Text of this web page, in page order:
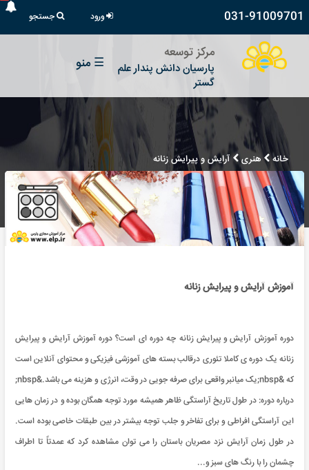
031-91009701 ورود جستجو
مرکز توسعه
پارسیان دانش پندار علم
گستر
☰ منو
خانه هنری آرایش و پیرایش زنانه
آموزش آرایش و پیرایش زنانه
دوره آموزش آرایش و پیرایش زنانه چه دوره ای است؟ دوره آموزش آرایش و پیرایش
زنانه یک دوره ی کاملا تئوری درقالب بسته های آموزشی فیزیکی و محتوای آنلاین است
که &nbsp;یک میانبر واقعی برای صرفه جویی در وقت، انرژی و هزینه می باشد.&nbsp;
درباره دوره: در طول تاریخ آراستگی ظاهر همیشه مورد توجه همگان بوده و در زمان هایی
این آراستگی افراطی و برای تفاخر و جلب توجه بیشتر در بین طبقات خاصی بوده است.
در طول زمان آرایش نزد مصریان باستان را می توان مشاهده کرد که عمدتاً تا اطراف
چشمان را با رنگ های سبز و...